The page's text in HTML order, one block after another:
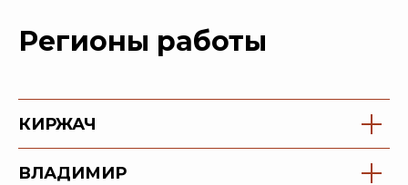
Регионы работы
КИРЖАЧ
​ВЛАДИМИР